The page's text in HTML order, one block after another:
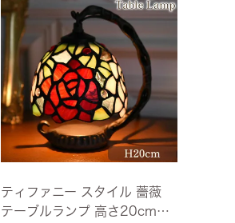
ティファニー スタイル 薔薇
テーブルランプ 高さ20cm